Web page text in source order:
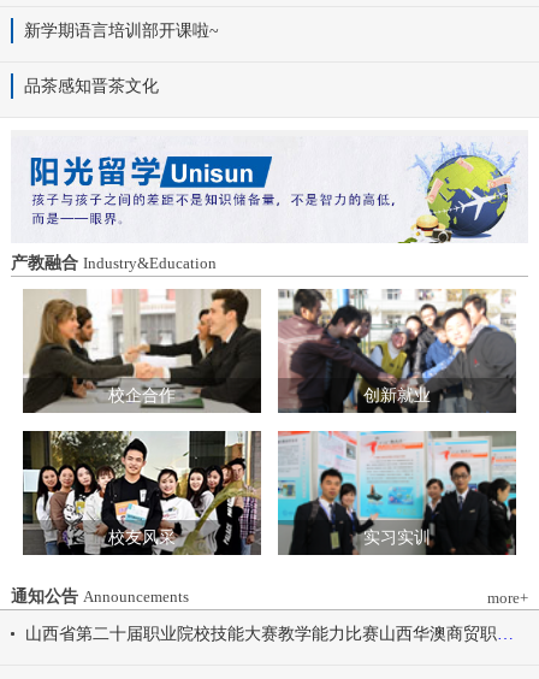
动会是学院践行“健康第一”教育理念、推
动会为契机，涵养健康体魄、锤炼坚韧意
志，将赛场上的拼搏精神、协作意识转化
为学习工作的强大动力，凝心聚力、笃行
不怠，共同书写华澳学院高质量发展的崭
新篇章。 本届开幕式以“逐梦 健康 奋进
感恩”为脉络，献上四场精彩展演。 健康
同行，雅韵律动 优雅交谊舞翩跹起舞，
舞步轻盈、配合默契，在旋转与迈步间绽
放自信从容的青春风采。 感恩于心，团
结奋进 歌舞表演温暖有力，音符与舞步
传递同心同行的信念，凝聚团结力量，共
赴赛场追梦之旅。 学院党委书记刘国垠
宣布山西华澳商贸职业学院2026年春季田
径运动会正式开始！
组织生活联过等方式，筑牢学校事业发展
源共享机制，共同开发实践教学基地，打
造特色育人载体。三要强化队伍建设。通
过挂职帮带、专题培训、观摩交流等形
式，培育政治强、业务精、作风正的党务
和思政工作队伍。四要推动深度融合。把
结对共建融入专业建设、科研创新、人才
培养、社会服务全过程，让党建引领下的
校际合作，既赋能民办高校规范发展，也
助力公办高校拓展育人维度。 在共同见
证下，三方校领导签署了《党建和思想政
治工作结对共建协议书》。 此次签约不
仅为党建和思想政治工作搭建起常态化、
制度化的交流平台，更为三方在更广领
域、更深层次的合作奠定了坚实基础。相
关责任部门将主动对接、深化交流，推动
共建内容落地见效，共同谱写公办民办高
校协同发展的新篇章。
新学期语言培训部开课啦~
品茶感知晋茶文化
产教融合 Industry&Education
校企合作 创新就业
校友风采 实习实训
通知公告 Announcements
more+
山西省第二十届职业院校技能大赛教学能力比赛山西华澳商贸职业学院参赛团队信息公示